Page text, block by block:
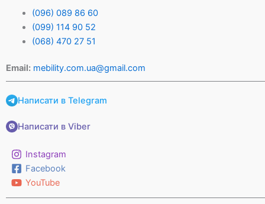
(096) 089 86 60
(099) 114 90 52
(068) 470 27 51
Email: mebility.com.ua@gmail.com
Написати в Telegram
Написати в Viber
Instagram
Facebook
YouTube